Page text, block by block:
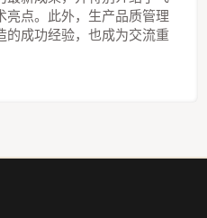
亮点。此外，生产品质管理
的成功经验，也成为交流重